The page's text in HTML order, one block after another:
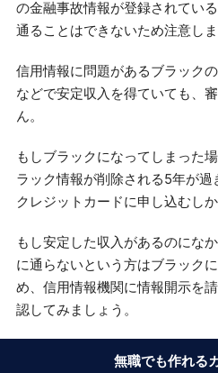
の金融事故情報が登録されてい
通ることはできないため注意しま
信用情報に問題があるブラック
などで安定収入を得ていても、
ん。
もしブラックになってしまった
ラック情報が削除される5年が
クレジットカードに申し込むしか
もし安定した収入があるのにな
に通らないという方はブラック
め、信用情報機関に情報開示を
認してみましょう。
無職でも作れる